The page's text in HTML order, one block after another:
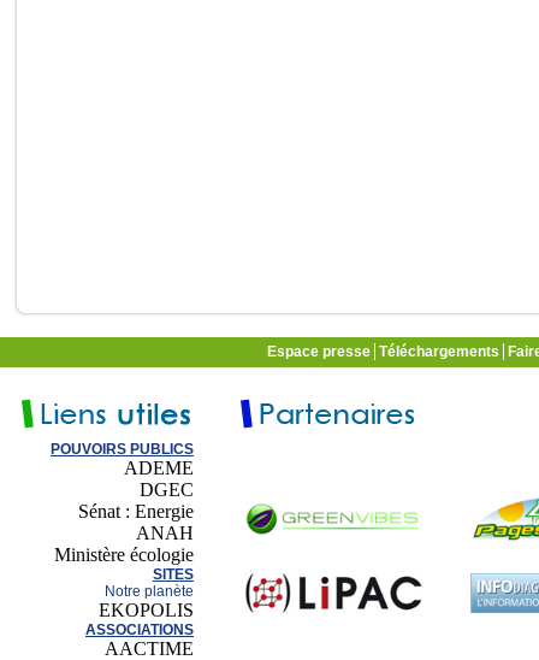
Espace presse Téléchargements
POUVOIRS PUBLICS
ADEME
DGEC
Sénat : Energie
ANAH
Ministère écologie
SITES
Notre planète
EKOPOLIS
ASSOCIATIONS
AACTIME